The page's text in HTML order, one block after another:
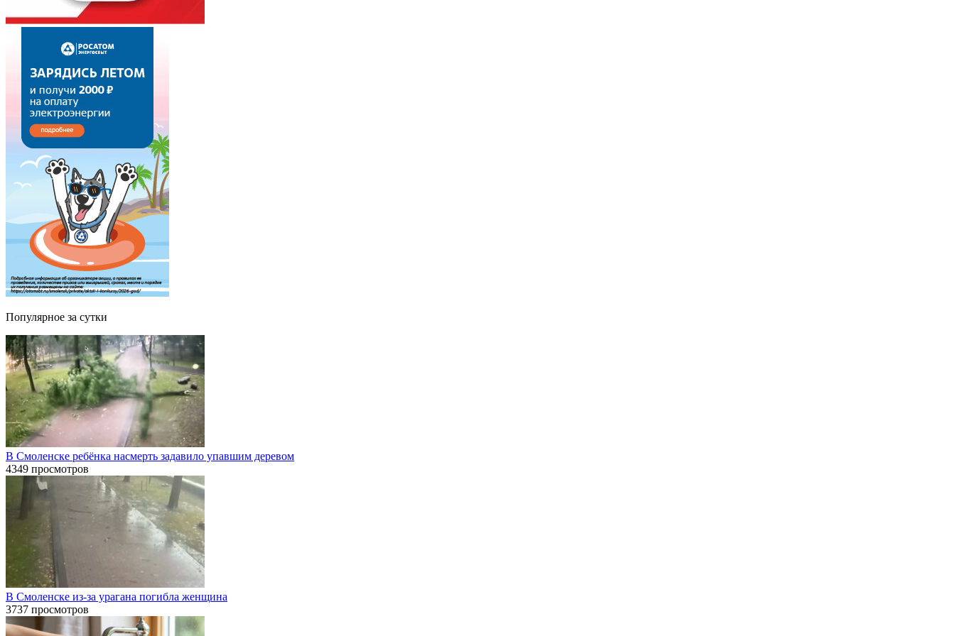
Популярное за сутки
В Смоленске ребёнка насмерть задавило упавшим деревом
4349 просмотров
В Смоленске из-за урагана погибла женщина
3737 просмотров